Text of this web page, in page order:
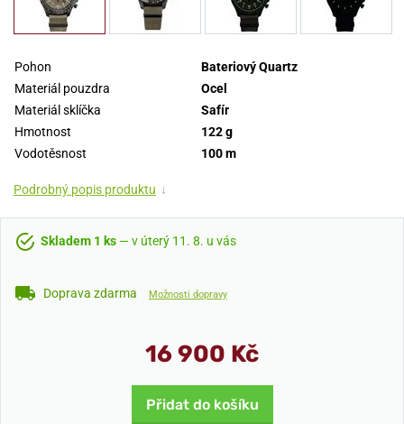
Pohon
Bateriový Quartz
Materiál pouzdra
Ocel
Materiál sklíčka
Safír
Hmotnost
122 g
Vodotěsnost
100 m
Podrobný popis produktu ↓
Skladem 1 ks — v úterý 11. 8. u vás
Doprava zdarma Možnosti dopravy
16 900 Kč
Přidat do košíku